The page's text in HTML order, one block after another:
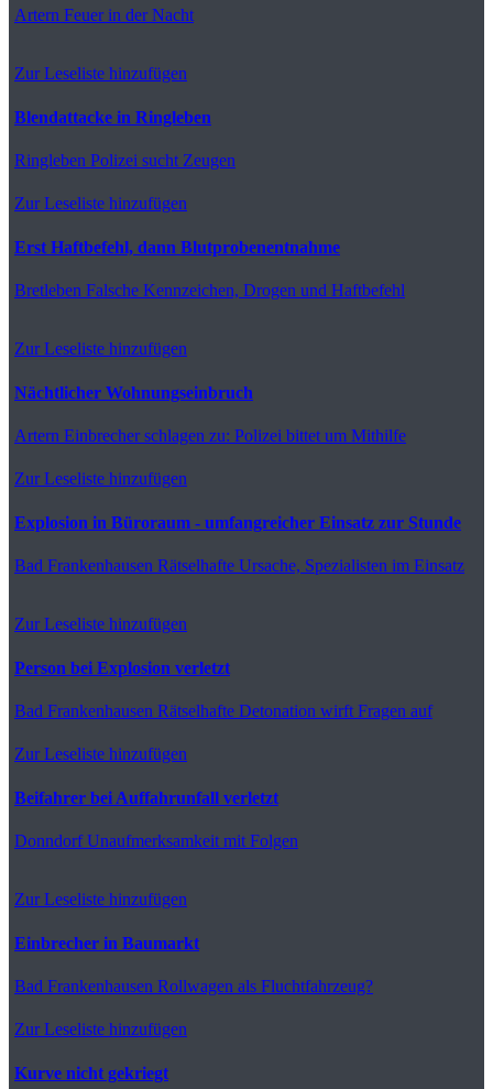
Artern Feuer in der Nacht
Zur Leseliste hinzufügen
Blendattacke in Ringleben
Ringleben Polizei sucht Zeugen
Zur Leseliste hinzufügen
Erst Haftbefehl, dann Blutprobenentnahme
Bretleben Falsche Kennzeichen, Drogen und Haftbefehl
Zur Leseliste hinzufügen
Nächtlicher Wohnungseinbruch
Artern Einbrecher schlagen zu: Polizei bittet um Mithilfe
Zur Leseliste hinzufügen
Explosion in Büroraum - umfangreicher Einsatz zur Stunde
Bad Frankenhausen Rätselhafte Ursache, Spezialisten im Einsatz
Zur Leseliste hinzufügen
Person bei Explosion verletzt
Bad Frankenhausen Rätselhafte Detonation wirft Fragen auf
Zur Leseliste hinzufügen
Beifahrer bei Auffahrunfall verletzt
DonndorfUnaufmerksamkeit mit Folgen
Zur Leseliste hinzufügen
Einbrecher in Baumarkt
Bad Frankenhausen Rollwagen als Fluchtfahrzeug?
Zur Leseliste hinzufügen
Kurve nicht gekriegt